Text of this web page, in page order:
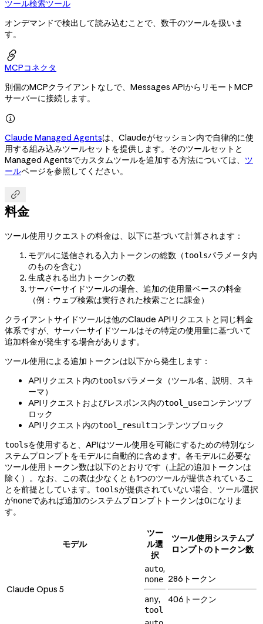
ツール検索ツール
オンデマンドで検出して読み込むことで、数千のツールを扱いま
す。

MCPコネクタ
別個のMCPクライアントなしで、Messages APIからリモートMCP
サーバーに接続します。

Claude Managed Agentsは、Claudeがセッション内で自律的に使
用する組み込みツールセットを提供します。そのツールセットと
Managed Agentsでカスタムツールを追加する方法については、 ツ
ールページを参照してください。

料金
ツール使用リクエストの料金は、以下に基づいて計算されます：
モデルに送信される入力トークンの総数（toolsパラメータ内
のものを含む）
生成される出力トークンの数
サーバーサイドツールの場合、追加の使用量ベースの料金
（例：ウェブ検索は実行された検索ごとに課金）
クライアントサイドツールは他のClaude APIリクエストと同じ料金
体系ですが、サーバーサイドツールはその特定の使用量に基づいて
追加料金が発生する場合があります。
ツール使用による追加トークンは以下から発生します：
APIリクエスト内のtoolsパラメータ（ツール名、説明、スキ
ーマ）
APIリクエストおよびレスポンス内のtool_useコンテンツブ
ロック
APIリクエスト内のtool_resultコンテンツブロック
toolsを使用すると、APIはツール使用を可能にするための特別なシ
ステムプロンプトをモデルに自動的に含めます。各モデルに必要な
ツール使用トークン数は以下のとおりです（上記の追加トークンは
除く）。なお、この表は少なくとも1つのツールが提供されているこ
とを前提としています。 toolsが提供されていない場合、ツール選択
がnoneであれば追加のシステムプロンプトトークンは0になりま
す。
モデル
ツー
ル選
択
ツール使用システムプ
ロンプトのトークン数
Claude Opus 5
auto,
none
any,
tool
286トークン
406トークン